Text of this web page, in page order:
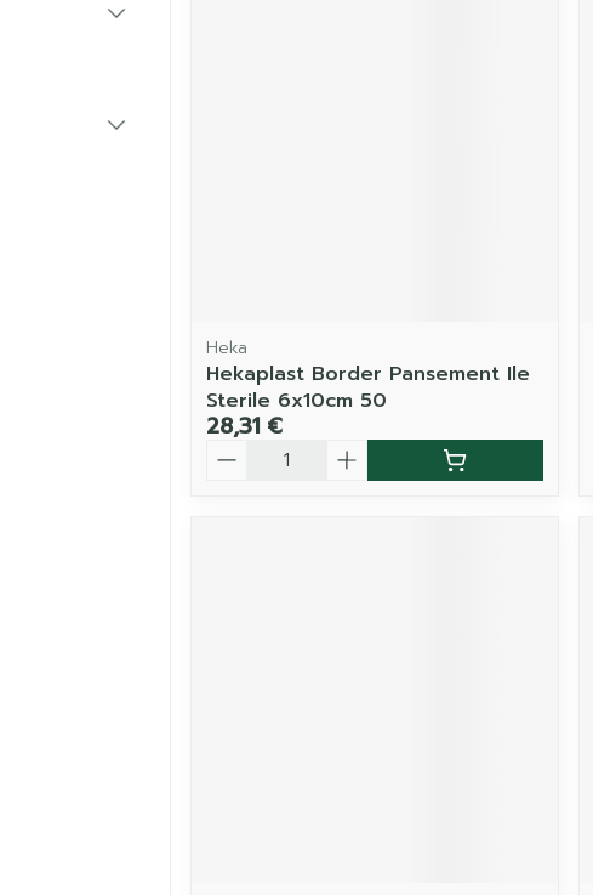
Heka
Hekaplast Border Pansement Ile
Sterile 6x10cm 50
28,31 €
Quantité